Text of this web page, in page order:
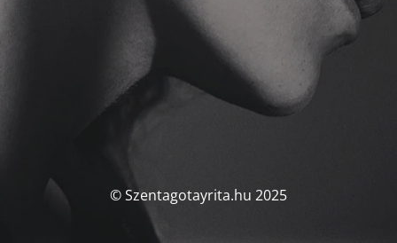
© Szentagotayrita.hu 2025